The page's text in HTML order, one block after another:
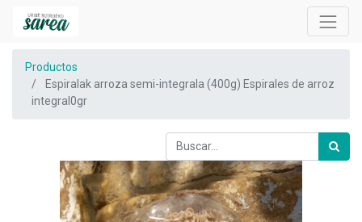
Productos
Espiralak arroza semi-integrala (400g) Espirales de arroz
integral0gr